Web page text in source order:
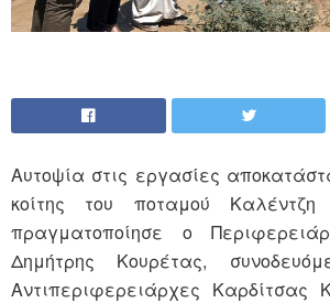
Αυτοψία στις εργασίες
κοίτης του ποταμού
πραγματοποίησε ο
Δημήτρης Κουρέτας,
Αντιπεριφερειάρχες Καρδίτσας